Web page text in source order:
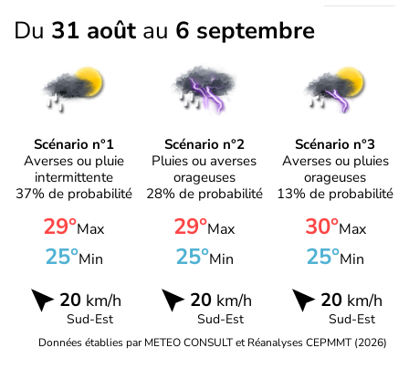
Du 31 août au 6 septembre
Scénario n°1
Averses ou pluie
intermittente
37% de probabilité
29°Max
25°Min
20km/h
Sud-Est
Scénario n°2
Pluies ou averses
orageuses
28% de probabilité
29°Max
25°Min
20km/h
Sud-Est
Scénario n°3
Averses ou pluies
orageuses
13% de probabilité
30°Max
25°Min
20 km/h
Sud-Est
Données établies par METEO CONSULT et Réanalyses CEPMMT (2026)